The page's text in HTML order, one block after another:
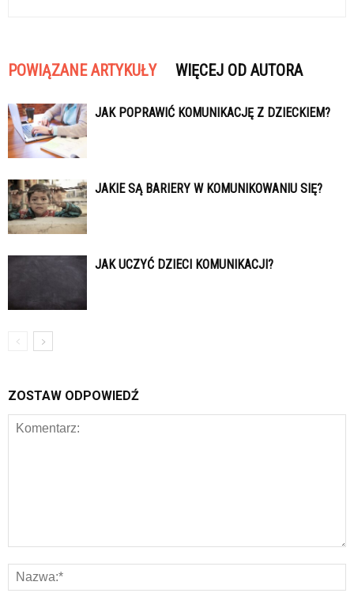
POWIĄZANE ARTYKUŁY WIĘCEJ OD AUTORA
JAK POPRAWIĆ KOMUNIKACJĘ Z DZIECKIEM?
JAKIE SĄ BARIERY W KOMUNIKOWANIU SIĘ?
JAK UCZYĆ DZIECI KOMUNIKACJI?
ZOSTAW ODPOWIEDŹ